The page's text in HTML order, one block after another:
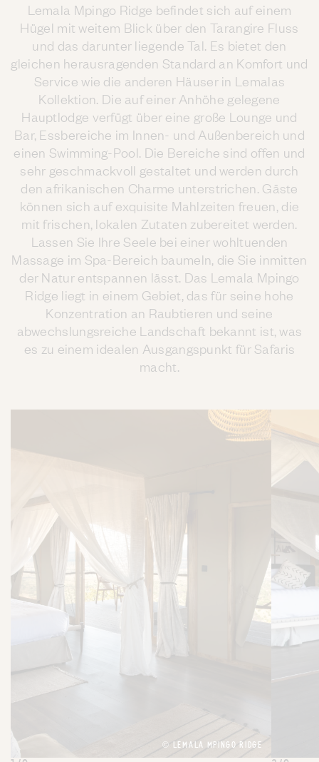
Lemala Mpingo Ridge befindet sich auf einem
Hügel mit weitem Blick über den Tarangire Fluss
und das darunter liegende Tal. Es bietet den
gleichen herausragenden Standard an Komfort und
Service wie die anderen Häuser in Lemalas
Kollektion. Die auf einer Anhöhe gelegene
Hauptlodge verfügt über eine große Lounge und
Bar, Essbereiche im Innen- und Außenbereich und
einen Swimming-Pool. Die Bereiche sind offen und
sehr geschmackvoll gestaltet und werden durch
den afrikanischen Charme unterstrichen. Gäste
können sich auf exquisite Mahlzeiten freuen, die
mit frischen, lokalen Zutaten zubereitet werden.
Lassen Sie Ihre Seele bei einer wohltuenden
Massage im Spa-Bereich baumeln, die Sie inmitten
der Natur entspannen lässt. Das Lemala Mpingo
Ridge liegt in einem Gebiet, das für seine hohe
Konzentration an Raubtieren und seine
abwechslungsreiche Landschaft bekannt ist, was
es zu einem idealen Ausgangspunkt für Safaris
macht.
© LEMALA MPINGO RIDGE